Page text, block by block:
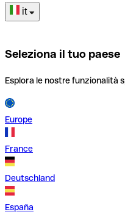
it
Seleziona il tuo paese
Esplora le nostre funzionalità
Europe
France
Deutschland
España